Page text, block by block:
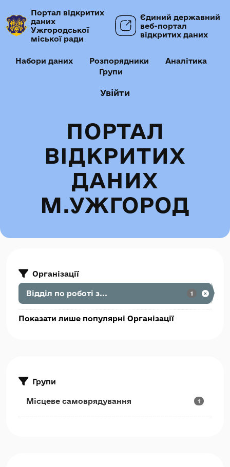
Портал відкритих
даних
Ужгородської
міської ради
Єдиний державний
веб-портал
відкритих даних
Набори даних Розпорядники
Аналітика
Групи
Увійти
ПОРТАЛ
ВІДКРИТИХ
ДАНИХ
М.УЖГОРОД
Організації
Відділ по роботі з... 1
Показати лише популярні Організації
Групи
Місцеве самоврядування 1